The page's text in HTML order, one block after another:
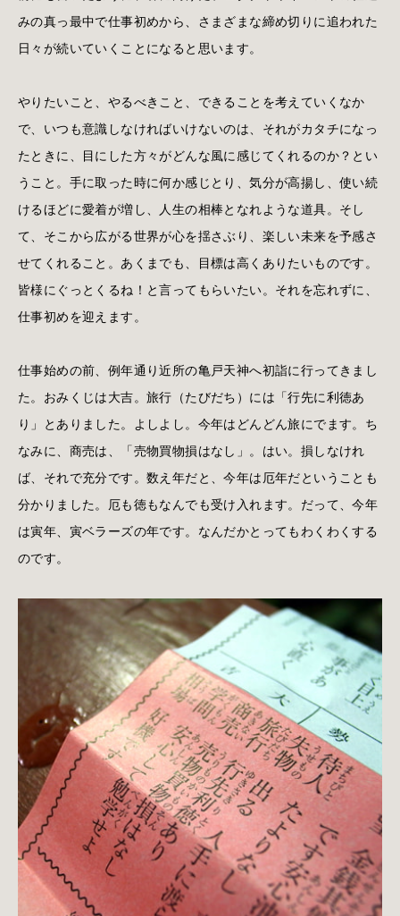
みの真っ最中で仕事初めから、さまざまな締め切りに追われた
日々が続いていくことになると思います。
やりたいこと、やるべきこと、できることを考えていくなか
で、いつも意識しなければいけないのは、それがカタチになっ
たときに、目にした方々がどんな風に感じてくれるのか？とい
うこと。手に取った時に何か感じとり、気分が高揚し、使い続
けるほどに愛着が増し、人生の相棒となれような道具。そし
て、そこから広がる世界が心を揺さぶり、楽しい未来を予感さ
せてくれること。あくまでも、目標は高くありたいものです。
皆様にぐっとくるね！と言ってもらいたい。それを忘れずに、
仕事初めを迎えます。
仕事始めの前、例年通り近所の亀戸天神へ初詣に行ってきまし
た。おみくじは大吉。旅行（たびだち）には「行先に利徳あ
り」とありました。よしよし。今年はどんどん旅にでます。ち
なみに、商売は、「売物買物損はなし」。はい。損しなけれ
ば、それで充分です。数え年だと、今年は厄年だということも
分かりました。厄も徳もなんでも受け入れます。だって、今年
は寅年、寅ベラーズの年です。なんだかとってもわくわくする
のです。